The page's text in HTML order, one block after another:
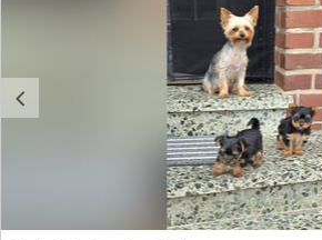
c